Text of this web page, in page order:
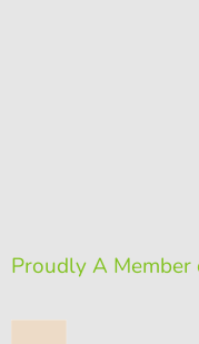
Proudly A Member